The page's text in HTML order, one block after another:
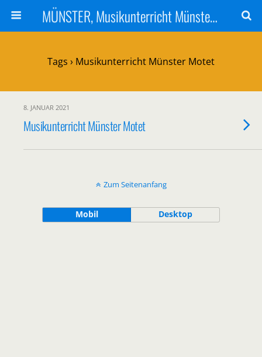
MÜNSTER, Musikunterricht Münster | Musikunterricht in Münster | Musikchule
Tags › Musikunterricht Münster Motet
8. JANUAR 2021
Musikunterricht Münster Motet
Zum Seitenanfang
Mobil Desktop